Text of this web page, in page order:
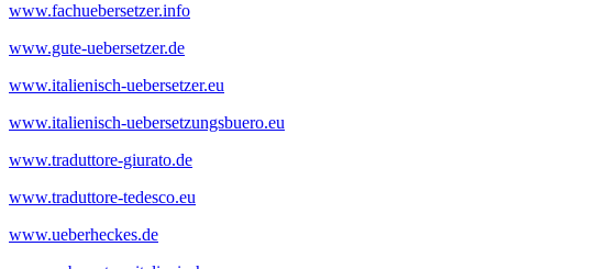
www.fachuebersetzer.info
www.gute-uebersetzer.de
www.italienisch-uebersetzer.eu
www.italienisch-uebersetzungsbuero.eu
www.traduttore-giurato.de
www.traduttore-tedesco.eu
www.ueberheckes.de